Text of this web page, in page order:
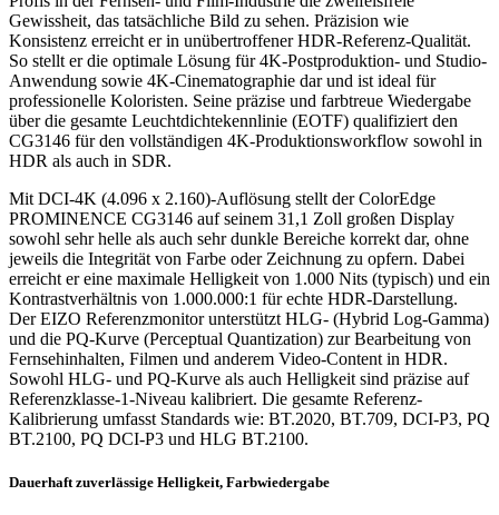
Gewissheit, das tatsächliche Bild zu sehen. Präzision wie
Konsistenz erreicht er in unübertroffener HDR-Referenz-Qualität.
So stellt er die optimale Lösung für 4K-Postproduktion- und Studio-
Anwendung sowie 4K-Cinematographie dar und ist ideal für
professionelle Koloristen. Seine präzise und farbtreue Wiedergabe
über die gesamte Leuchtdichtekennlinie (EOTF) qualifiziert den
CG3146 für den vollständigen 4K-Produktionsworkflow sowohl in
HDR als auch in SDR.
Mit DCI-4K (4.096 x 2.160)-Auflösung stellt der ColorEdge
PROMINENCE CG3146 auf seinem 31,1 Zoll großen Display
sowohl sehr helle als auch sehr dunkle Bereiche korrekt dar, ohne
jeweils die Integrität von Farbe oder Zeichnung zu opfern. Dabei
erreicht er eine maximale Helligkeit von 1.000 Nits (typisch) und ein
Kontrastverhältnis von 1.000.000:1 für echte HDR-Darstellung.
Der EIZO Referenzmonitor unterstützt HLG- (Hybrid Log-Gamma)
und die PQ-Kurve (Perceptual Quantization) zur Bearbeitung von
Fernsehinhalten, Filmen und anderem Video-Content in HDR.
Sowohl HLG- und PQ-Kurve als auch Helligkeit sind präzise auf
Referenzklasse-1-Niveau kalibriert. Die gesamte Referenz-
Kalibrierung umfasst Standards wie: BT.2020, BT.709, DCI-P3, PQ
BT.2100, PQ DCI-P3 und HLG BT.2100.
Dauerhaft zuverlässige Helligkeit, Farbwiedergabe